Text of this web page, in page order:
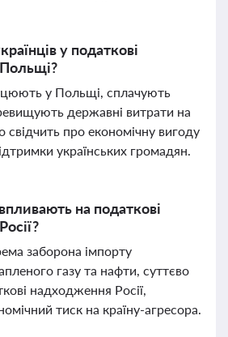
у податкові
у Польщі, сплачують
державні витрати на
свідчить про економічну вигоду
українських громадян.
на податкові
заборона імпорту
газу та нафти, суттєво
надходження Росії,
тиск на країну-агресора.